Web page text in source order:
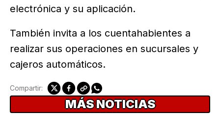
electrónica y su aplicación.
También invita a los cuentahabientes a
realizar sus operaciones en sucursales y
cajeros automáticos.
Compartir:
MÁS NOTICIAS